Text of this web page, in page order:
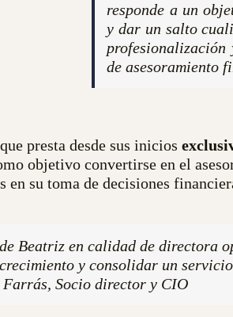
responde a un
y dar un salto
profesionalización
de asesoramiento
presta desde sus inicios
objetivo convertirse en el
su toma de decisiones
Beatriz en calidad de directora
y consolidar un
Socio director y CIO